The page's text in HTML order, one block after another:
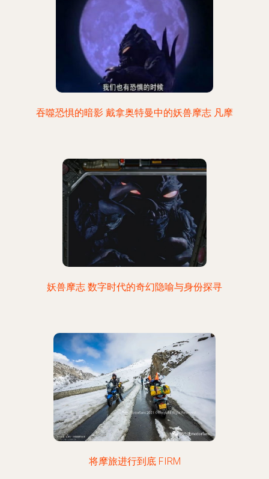
吞噬恐惧的暗影 戴拿奥特曼中的妖兽摩志 凡摩
妖兽摩志 数字时代的奇幻隐喻与身份探寻
将摩旅进行到底 FIRM